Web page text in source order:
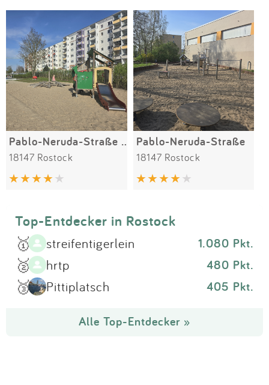
Anmelden
SPIELGERÄTE
Pablo-Neruda-Straße 15
18147 Rostock
Pablo-Neruda-Straße
18147 Rostock
Top-Entdecker in Rostock
🥇 streifentigerlein 1.080 Pkt.
🥈 hrtp 480 Pkt.
🥉 Pittiplatsch 405 Pkt.
Alle Top-Entdecker »